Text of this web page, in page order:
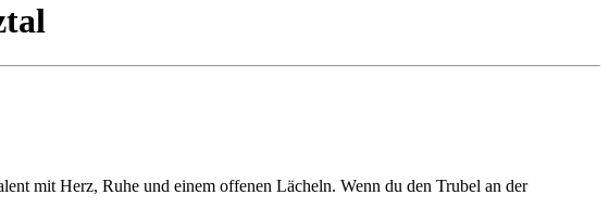
mit Herz, Ruhe und einem offenen Lächeln. Wenn du den Trubel an der